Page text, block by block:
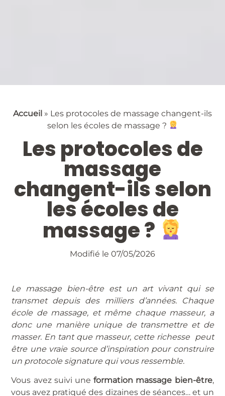
Accueil » Les protocoles de massage changent-ils
selon les écoles de massage ?
Les protocoles de
massage
changent-ils selon
les écoles de
massage ?
Modifié le 07/05/2026
Le massage bien-être est un art vivant qui se
transmet depuis des milliers d’années. Chaque
école de massage, et même chaque masseur, a
donc une manière unique de transmettre et de
masser. En tant que masseur, cette richesse peut
être une vraie source d’inspiration pour construire
un protocole signature qui vous ressemble.
Vous avez suivi uneformation massage bien-être,
vous avez pratiqué des dizaines de séances… et un